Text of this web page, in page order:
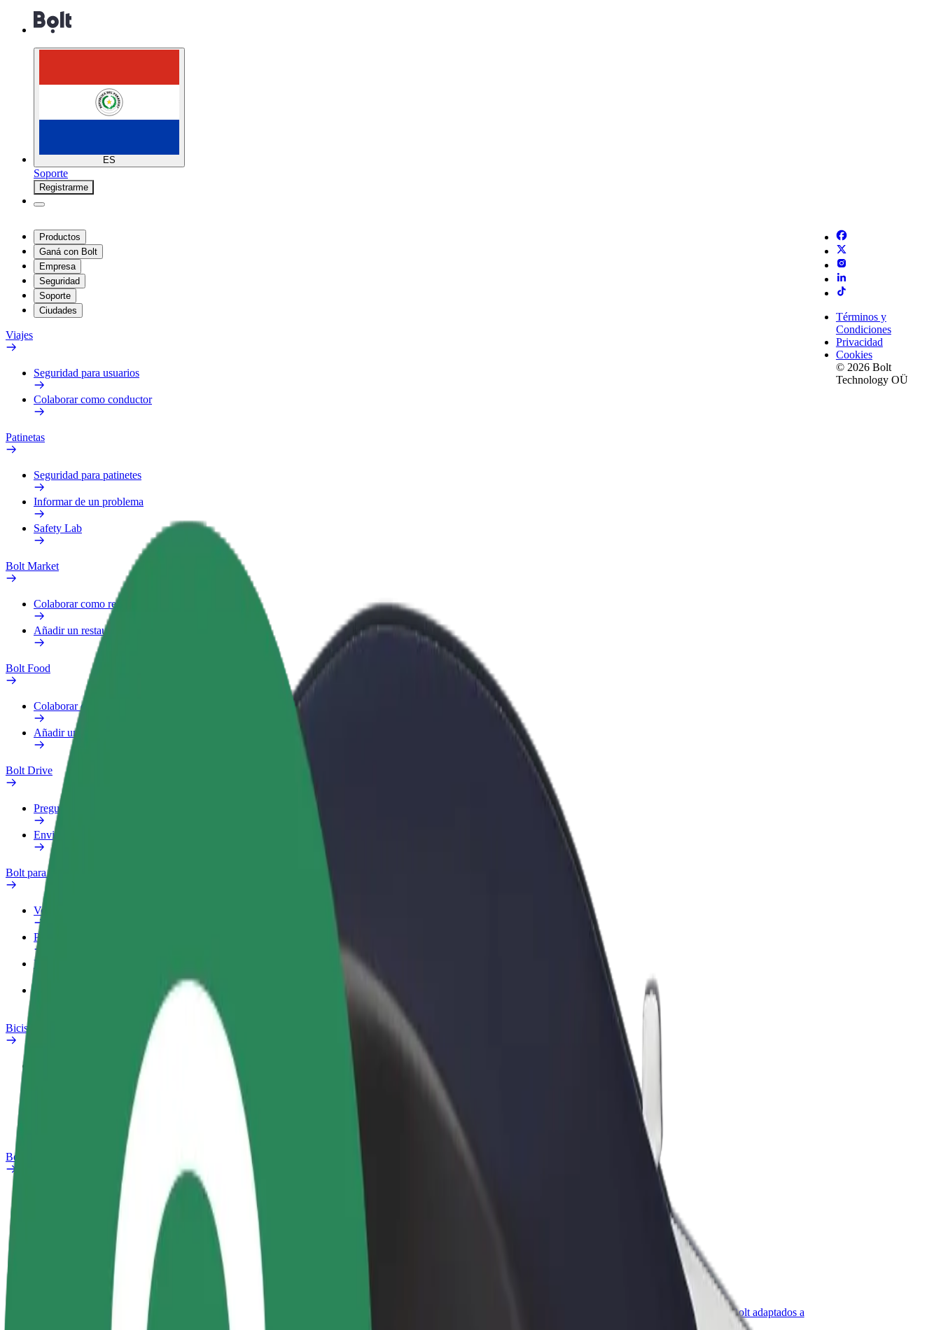
ES
Soporte
Registrarme
Productos
Ganá con Bolt
Empresa
Seguridad
Soporte
Ciudades
Viajes
Seguridad para usuarios
Colaborar como conductor
Patinetas
Seguridad para patinetes
Informar de un problema
Safety Lab
Bolt Market
Colaborar como repartidor
Añadir un restaurante o tienda
Bolt Food
Colaborar como repartidor
Añadir un restaurante o tienda
Bolt Drive
Preguntas frecuentes
Enviar aviso sobre un vehículo
Bolt para empresas
Ventajas
Perfil de trabajo
Productos
Bicis
Informar de un problema
Bolt Plus
Preguntas frecuentes
Colaborar como conductor
Gana dinero colaborando
Colaborar como repartidor
Repartí comida y cobrá todas las
Bolt para empresas
Productos y servicios de Bolt adaptados a
Términos y
Condiciones
Privacidad
Cookies
© 2026 Bolt
Technology OÜ